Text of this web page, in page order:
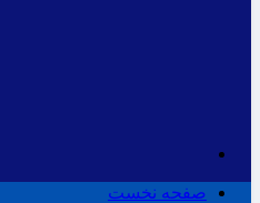
صفحه نخست